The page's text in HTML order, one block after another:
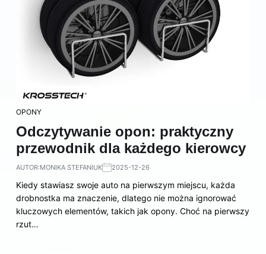
OPONY
Odczytywanie opon: praktyczny
przewodnik dla każdego kierowcy
AUTOR:MONIKA STEFANIUK 2025-12-26
Kiedy stawiasz swoje auto na pierwszym miejscu, każda
drobnostka ma znaczenie, dlatego nie można ignorować
kluczowych elementów, takich jak opony. Choć na pierwszy
rzut…